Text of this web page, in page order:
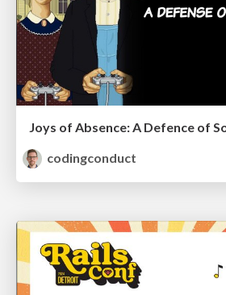
Joys of Absence: A Defence of
codingconduct